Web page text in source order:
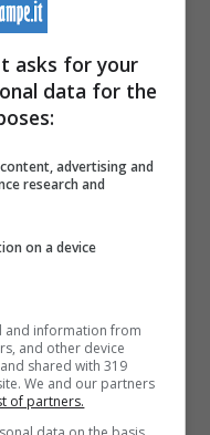
accomunati da
che li
lorotaglia
e minuto; il
asks for your
data for the
advertising and
research and
on a device
and information from
and other device
shared with 319
We and our partners
of partners.